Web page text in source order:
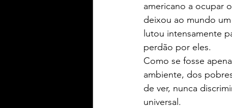
Oferecimento BERWALDT
Oferecimento PLAY Padel
Oferecimento Souza Radtke
americano a ocupar
deixou ao mundo
lutou intensamente
perdão por eles.
Como se fosse
ambiente, dos
de ver, nunca
universal.